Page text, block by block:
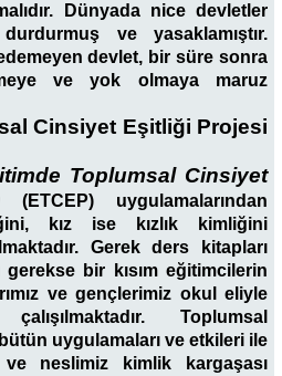
Dünyada nice devletler
ve yasaklamıştır.
devlet, bir süre sonra
ve yok olmaya maruz
Cinsiyet Eşitliği Projesi
Toplumsal Cinsiyet
(ETCEP) uygulamalarından
kız ise kızlık kimliğini
Gerek ders kitapları
bir kısım eğitimcilerin
ve gençlerimiz okul eliyle
Toplumsal
uygulamaları ve etkileri ile
ve neslimiz kimlik kargaşası